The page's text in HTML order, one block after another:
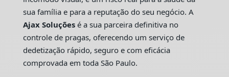
sua família e para a reputação do seu negócio. A
Ajax Soluçõesé a sua parceira definitiva no
controle de pragas, oferecendo um serviço de
dedetização rápido, seguro e com eficácia
comprovada em toda São Paulo.